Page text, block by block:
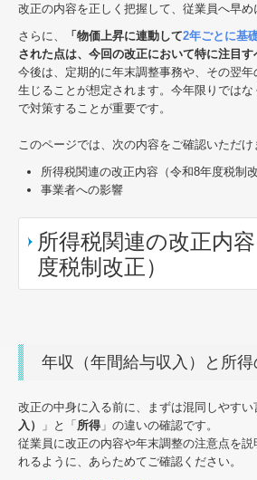
改正の内容を正しく把握して、従業員へ早め
さらに、
「物価上昇に連動して2年ごとに基
された点は、今回の改正において特に注目す
今後は、定期的に年末調整事務や、その翌
生じることが想定されます。今年限りでは
で対策することが重要です。
このページでは、次の内容をご確認いただけ
所得税関連の改正内容（令和8年度税制改
事業者への影響
所得税関連の改正内
度税制改正）
年収（年間給与収入）と所得
改正の中身に入る前に、まずは混同しやすい
入）
」と「所得 」の違いの確認です。
従業員に改正の内容や年末調整の注意点を
れるように、あらためてご確認ください。